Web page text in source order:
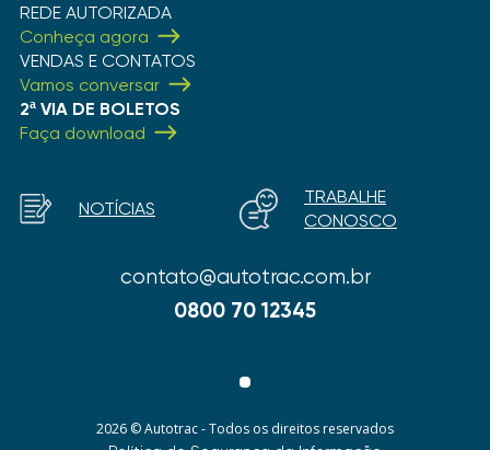
REDE AUTORIZADA
Conheça agora
VENDAS E CONTATOS
Vamos conversar
2ª VIA DE BOLETOS
Faça download
contato@autotrac.com.br
0800 70 12345
NOTÍCIAS
TRABALHE
CONOSCO
2026 © Autotrac - Todos os direitos reservados